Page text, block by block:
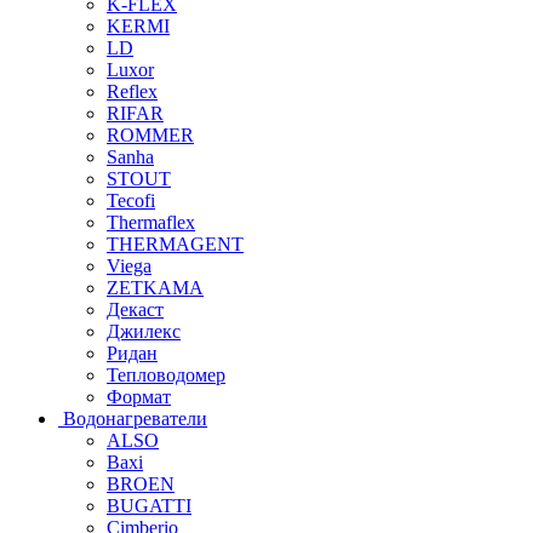
KERMI
LD
Luxor
Reflex
RIFAR
ROMMER
Sanha
STOUT
Tecofi
Thermaflex
THERMAGENT
Viega
ZETKAMA
Декаст
Джилекс
Ридан
Тепловодомер
Формат
Водонагреватели
ALSO
Baxi
BROEN
BUGATTI
Cimberio